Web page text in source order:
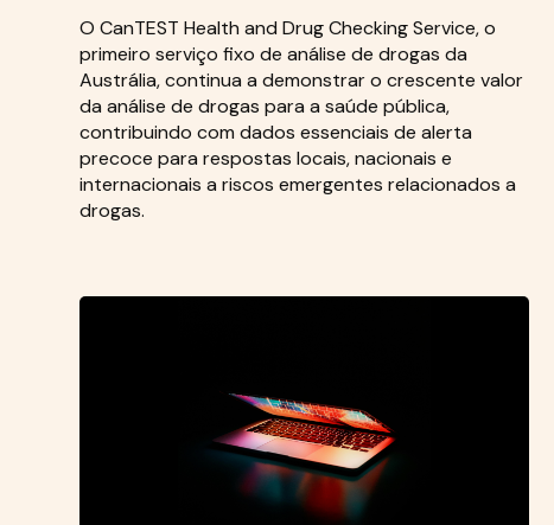
O CanTEST Health and Drug Checking Service, o
primeiro serviço fixo de análise de drogas da
Austrália, continua a demonstrar o crescente valor
da análise de drogas para a saúde pública,
contribuindo com dados essenciais de alerta
precoce para respostas locais, nacionais e
internacionais a riscos emergentes relacionados a
drogas.